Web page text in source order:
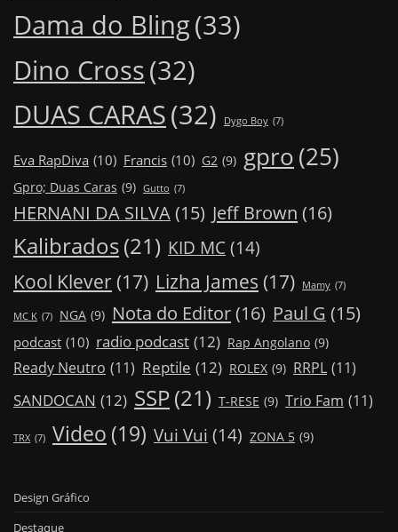
Dama do Bling(33)
Dino Cross(32)
DUAS CARAS(32) Dygo Boy (7)
Eva RapDiva (10) Francis (10) G2 (9) gpro(25)
Gpro; Duas Caras (9) Gutto (7)
HERNANI DA SILVA(15) Jeff Brown (16)
Kalibrados(21) KID MC (14)
Kool Klever (17) Lizha James (17) Mamy (7)
MC K (7) NGA (9) Nota do Editor(16) Paul G (15)
podcast (10) radio podcast (12) Rap Angolano (9)
Ready Neutro (11) Reptile (12) ROLEX (9) RRPL (11)
SANDOCAN (12) SSP(21) T-RESE (9) Trio Fam (11)
TRX (7) Video (19) Vui Vui (14) ZONA 5 (9)
Design Gráfico
Destaque